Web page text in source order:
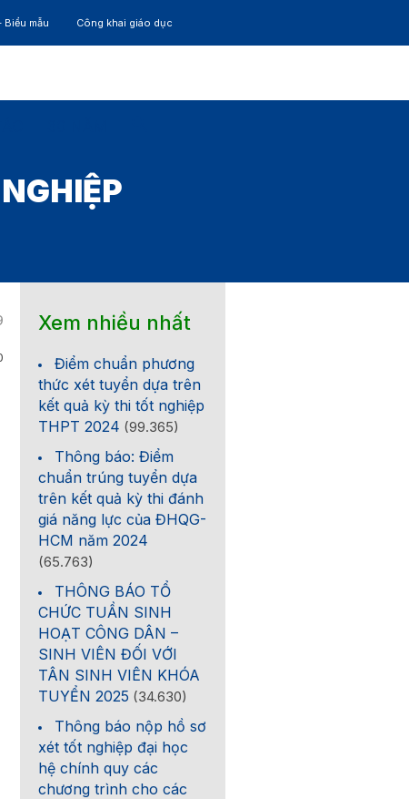
Biểu mẫu Công khai giáo dục
Xem nhiều nhất
Điểm chuẩn phương
thức xét tuyển dựa trên
kết quả kỳ thi tốt nghiệp
THPT 2024 (99.365)
Thông báo: Điểm
chuẩn trúng tuyển dựa
trên kết quả kỳ thi đánh
giá năng lực của ĐHQG-
HCM năm 2024
(65.763)
THÔNG BÁO TỔ
CHỨC TUẦN SINH
HOẠT CÔNG DÂN –
SINH VIÊN ĐỐI VỚI
TÂN SINH VIÊN KHÓA
TUYỂN 2025 (34.630)
Thông báo nộp hồ sơ
xét tốt nghiệp đại học
hệ chính quy các
chương trình cho các